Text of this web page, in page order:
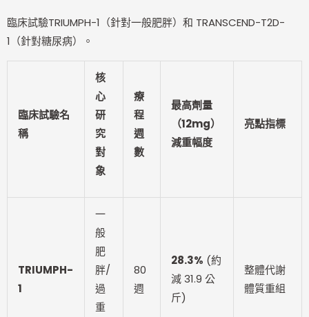
臨床試驗TRIUMPH-1（針對一般肥胖）和 TRANSCEND-T2D-
1（針對糖尿病）。
臨床試驗名
稱
核
心
研
究
對
象
療
程
週
數
最高劑量
（12mg）
減重幅度
亮點指標
TRIUMPH-
1
一
般
肥
胖/
過
重
80
週
28.3% (約
減 31.9 公
斤)
整體代謝
體質重組